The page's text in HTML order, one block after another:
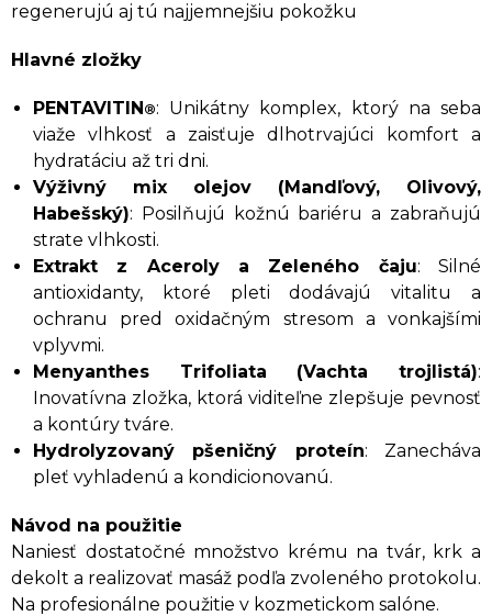
regenerujú aj tú najjemnejšiu pokožku
Hlavné zložky
PENTAVITIN®: Unikátny komplex, ktorý na seba
viaže vlhkosť a zaisťuje dlhotrvajúci komfort a
hydratáciu až tri dni.
Výživný mix olejov (Mandľový, Olivový,
Habešský): Posilňujú kožnú bariéru a zabraňujú
strate vlhkosti.
Extrakt z Aceroly a Zeleného čaju: Silné
antioxidanty, ktoré pleti dodávajú vitalitu a
ochranu pred oxidačným stresom a vonkajšími
vplyvmi.
Menyanthes Trifoliata (Vachta trojlistá):
Inovatívna zložka, ktorá viditeľne zlepšuje pevnosť
a kontúry tváre.
Hydrolyzovaný pšeničný proteín: Zanecháva
pleť vyhladenú a kondicionovanú.
Návod na použitie
Naniesť dostatočné množstvo krému na tvár, krk a
dekolt a realizovať masáž podľa zvoleného protokolu.
Na profesionálne použitie v kozmetickom salóne.